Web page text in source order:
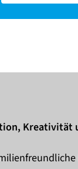
Kreativität